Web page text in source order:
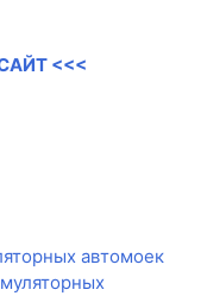
<<<
автомоек